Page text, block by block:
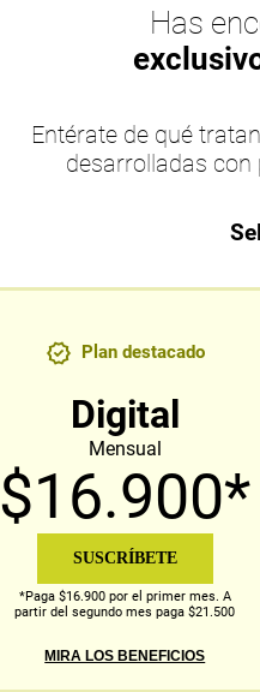
Has
Entérate de qué
desarrolladas
Plan destacado
Digital
Mensual
$16.900*
SUSCRÍBETE
*Paga $16.900 por el primer mes. A
partir del segundo mes paga $21.500
MIRA LOS BENEFICIOS